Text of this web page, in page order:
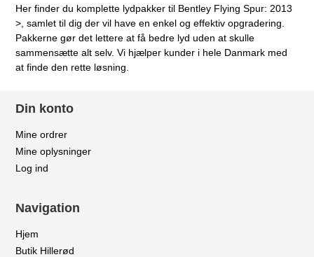
Her finder du komplette lydpakker til Bentley Flying Spur: 2013
>, samlet til dig der vil have en enkel og effektiv opgradering.
Pakkerne gør det lettere at få bedre lyd uden at skulle
sammensætte alt selv. Vi hjælper kunder i hele Danmark med
at finde den rette løsning.
Din konto
Mine ordrer
Mine oplysninger
Log ind
Navigation
Hjem
Butik Hillerød